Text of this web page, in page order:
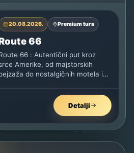
20.08.2026. Premium tura
66
66 : Autentični put kroz
Amerike, od majstorskih
do nostalgičnih motela i
Detalji